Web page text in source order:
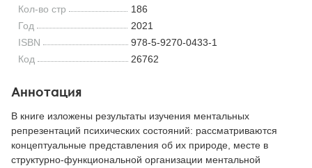
Кол-во стр
186
Год
2021
ISBN
978-5-9270-0433-1
Код
26762
Аннотация
В книге изложены результаты изучения ментальных
репрезентаций психических состояний: рассматриваются
концептуальные представления об их природе, месте в
структурно-функциональной организации ментальной